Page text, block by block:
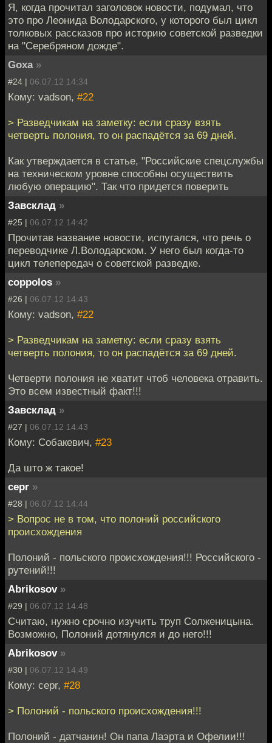
Я, когда прочитал заголовок новости, подумал, что
это про Леонида Володарского, у которого был цикл
толковых рассказов про историю советской разведки
на "Серебряном дожде".
Goxa »
#24 | 06.07.12 14:34
Кому: vadson, #22
> Разведчикам на заметку: если сразу взять
четверть полония, то он распадётся за 69 дней.
Как утверждается в статье, "Российские спецслужбы
на техническом уровне способны осуществить
любую операцию". Так что придется поверить
Завсклад »
#25 | 06.07.12 14:42
Прочитав название новости, испугался, что речь о
переводчике Л.Володарском. У него был когда-то
цикл телепередач о советской разведке.
coppolos »
#26 | 06.07.12 14:43
Кому: vadson, #22
> Разведчикам на заметку: если сразу взять
четверть полония, то он распадётся за 69 дней.
Четверти полония не хватит чтоб человека отравить.
Это всем известный факт!!!
Завсклад »
#27 | 06.07.12 14:43
Кому: Собакевич, #23
Да што ж такое!
cepr »
#28 | 06.07.12 14:44
> Вопрос не в том, что полоний российского
происхождения
Полоний - польского происхождения!!! Российского -
рутений!!!
Abrikosov »
#29 | 06.07.12 14:48
Считаю, нужно срочно изучить труп Солженицына.
Возможно, Полоний дотянулся и до него!!!
Abrikosov »
#30 | 06.07.12 14:49
Кому: cepr, #28
> Полоний - польского происхождения!!!
Полоний - датчанин! Он папа Лаэрта и Офелии!!!